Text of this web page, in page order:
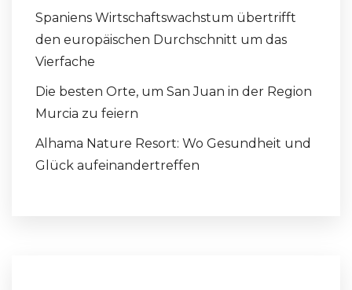
Spaniens Wirtschaftswachstum übertrifft
den europäischen Durchschnitt um das
Vierfache
Die besten Orte, um San Juan in der Region
Murcia zu feiern
Alhama Nature Resort: Wo Gesundheit und
Glück aufeinandertreffen